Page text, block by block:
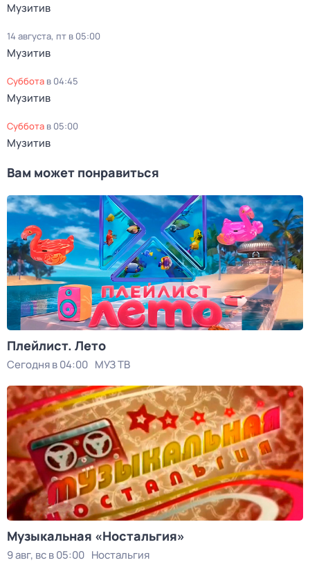
Музитив
14 августа, пт в 05:00
Музитив
суббота в 04:45
Музитив
суббота в 05:00
Музитив
Вам может понравиться
Плейлист. Лето
Сегодня в 04:00 МУЗ ТВ
Музыкальная «Ностальгия»
9 авг, вс в 05:00 Ностальгия